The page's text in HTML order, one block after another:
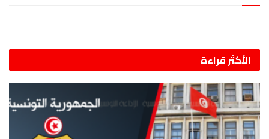
الأكثر قراءة